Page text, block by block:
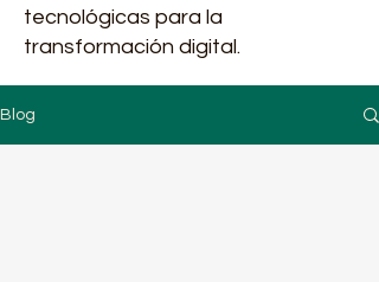
tecnológicas para la
transformación digital.
Blog